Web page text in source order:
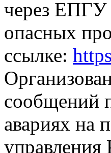
через ЕПГУ
опасных
ссылке:
сообщений
авариях на
управления